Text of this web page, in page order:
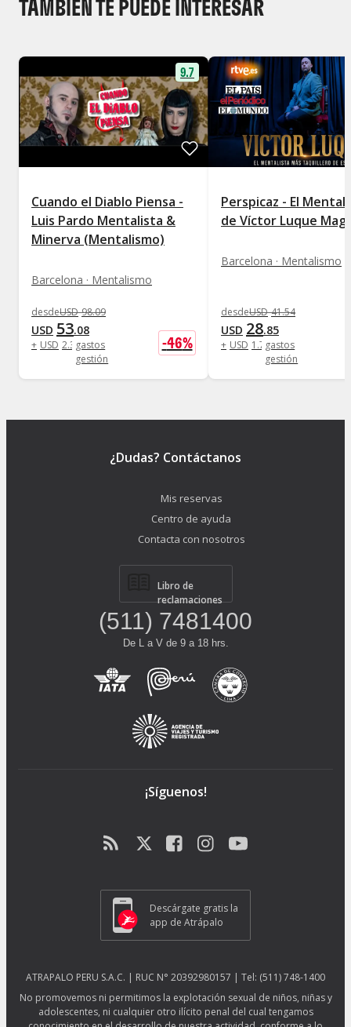
TAMBIÉN TE PUEDE INTERESAR
9.7
Cuando el Diablo Piensa -
Luis Pardo Mentalista &
Minerva (Mentalismo)
Barcelona · Mentalismo
desdeUSD 98.09
USD 53.08
+ USD 2.31gastos
gestión
-46%
Perspicaz - El
de Víctor Luque
Barcelona · Mentalismo
desdeUSD 41.54
USD 28.85
+ USD 1 .73gastos
gestión
¿Dudas? Contáctanos
Mis reservas
Centro de ayuda
Contacta con nosotros
Libro de
reclamaciones
(511) 7481400
De L a V de 9 a 18 hrs.
¡Síguenos!
Descárgate gratis la
app de Atrápalo
ATRAPALO PERU S.A.C. | RUC N° 20392980157 | Tel: (511) 748-1400
No promovemos ni permitimos la explotación sexual de niños, niñas y
adolescentes, ni cualquier otro ilícito penal del cual tengamos